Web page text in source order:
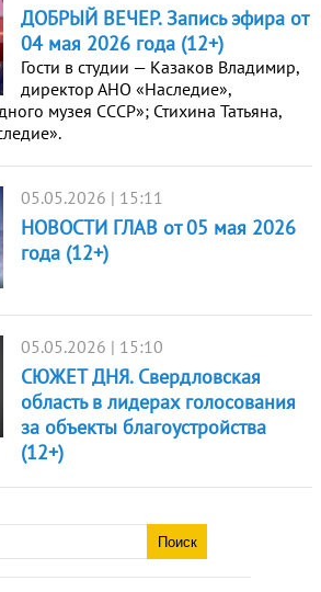
ДОБРЫЙ ВЕЧЕР. Запись эфира от
04 мая 2026 года (12+)
Гости в студии — Казаков Владимир,
директор АНО «Наследие»,
музея СССР»; Стихина Татьяна,
05.05.2026 | 15:11
НОВОСТИ ГЛАВ от 05 мая 2026
года (12+)
05.05.2026 | 15:10
СЮЖЕТ ДНЯ. Свердловская
область в лидерах голосования
за объекты благоустройства
(12+)